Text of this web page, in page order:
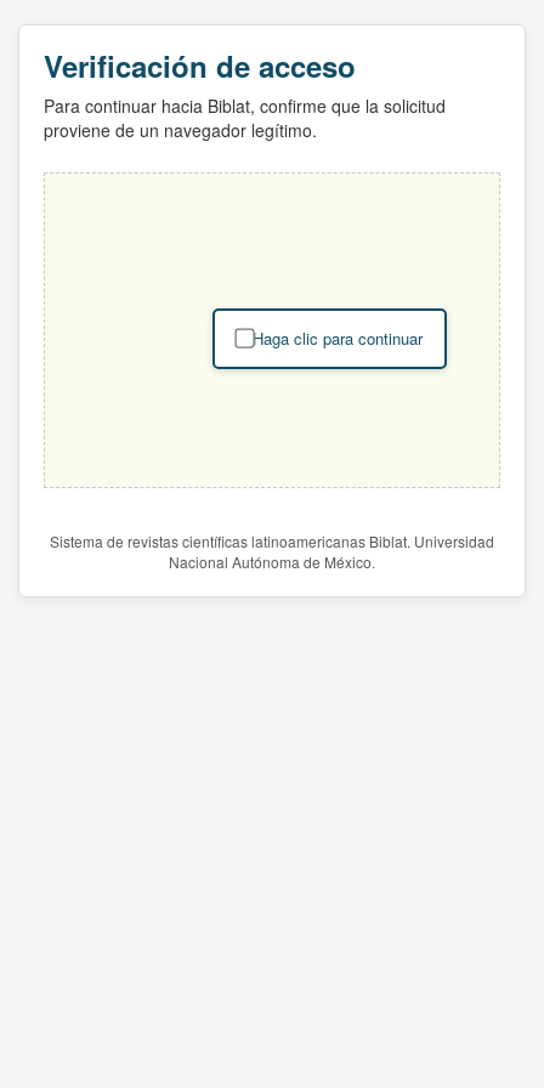
Verificación de acceso
Para continuar hacia Biblat, confirme que la solicitud
proviene de un navegador legítimo.
Haga clic para continuar
Sistema de revistas científicas latinoamericanas Biblat. Universidad
Nacional Autónoma de México.